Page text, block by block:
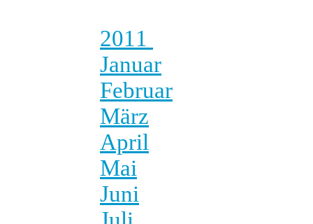
2011
Januar
Februar
März
April
Mai
Juni